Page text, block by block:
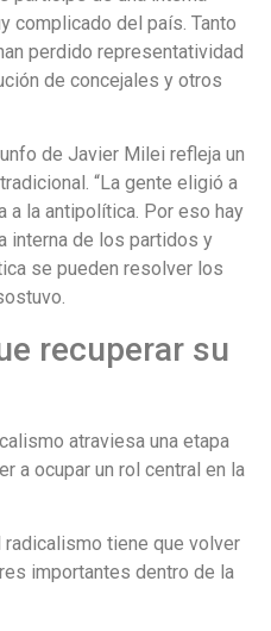
complicado del país. Tanto
perdido representatividad
de concejales y otros
de Javier Milei refleja un
“La gente eligió a
a la antipolítica. Por eso hay
interna de los partidos y
se pueden resolver los
recuperar su
atraviesa una etapa
a ocupar un rol central en la
radicalismo tiene que volver
importantes dentro de la